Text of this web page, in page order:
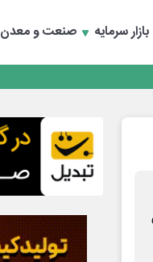
بازار سرمایه صنعت و معدن
حضور استاندار اصفهان